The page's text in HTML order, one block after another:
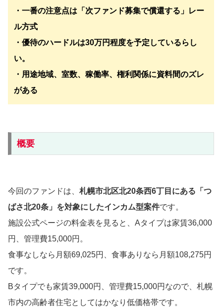
・一番の注意点は「次ファンド募集で償還する」レー
ル方式
・優待のハードルは30万円程度を予定しているらし
い。
・用途地域、室数、稼働率、権利関係に資料間のズレ
がある
概要
今回のファンドは、 札幌市北区北20条西6丁目にある「つ
ばさ北20条」を対象にしたインカム型案件です。
施設公式ページの料金表を見ると、Aタイプは家賃36,000
円、管理費15,000円。
食事なしなら月額69,025円、食事ありなら月額108,275円
です。
Bタイプでも家賃39,000円、管理費15,000円なので、札幌
市内の高齢者住宅としてはかなり低価格帯です。